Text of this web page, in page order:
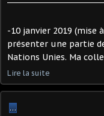
-10 janvier 2019 (mise
présenter une partie
Nations Unies. Ma
Lire la suite
…